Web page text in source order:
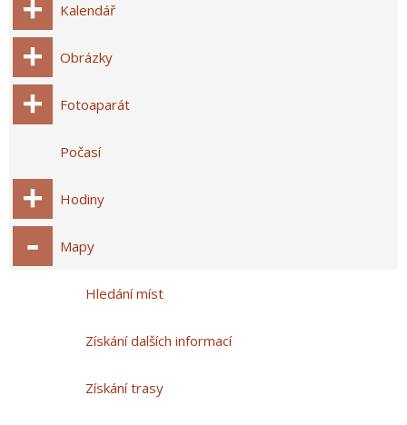
Kalendář
Obrázky
Fotoaparát
Počasí
Hodiny
Mapy
Hledání míst
Získání dalších informací
Získání trasy